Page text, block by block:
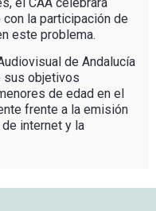
la participación de
este problema.
de Andalucía
sus objetivos
de edad en el
frente a la emisión
internet y la